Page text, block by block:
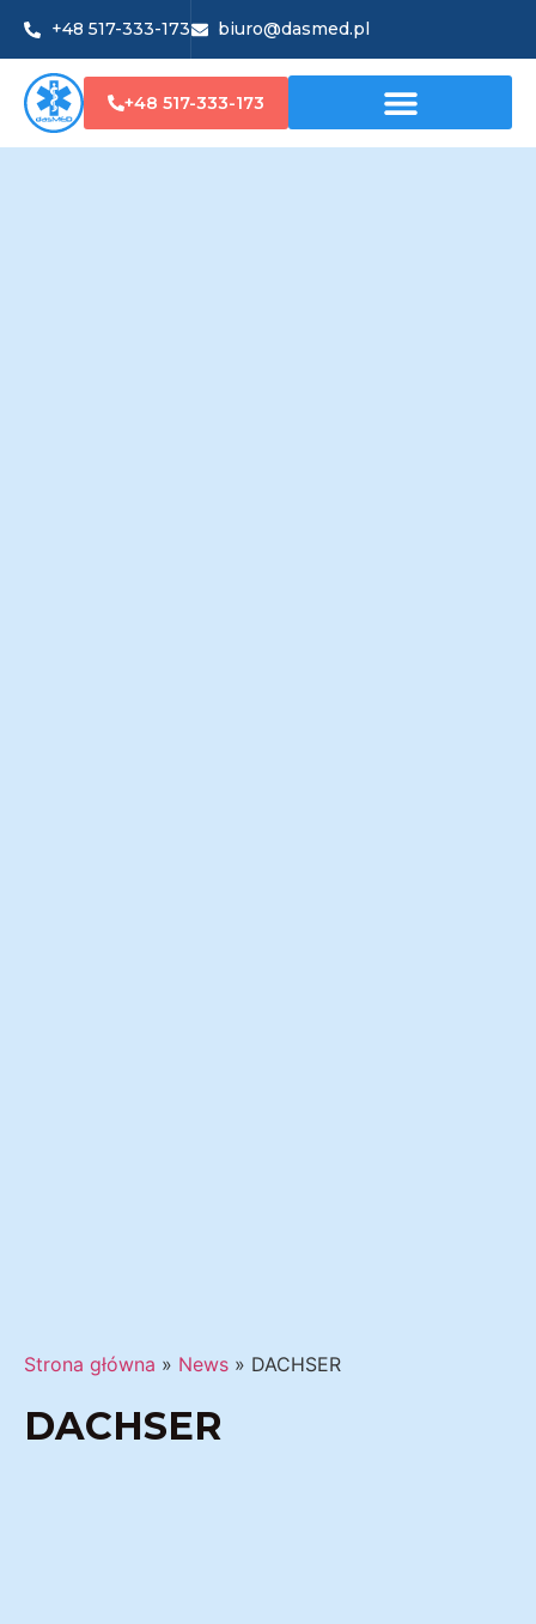
+48 517-333-173 biuro@dasmed.pl
+48 517-333-173
Strona główna » News » DACHSER
DACHSER